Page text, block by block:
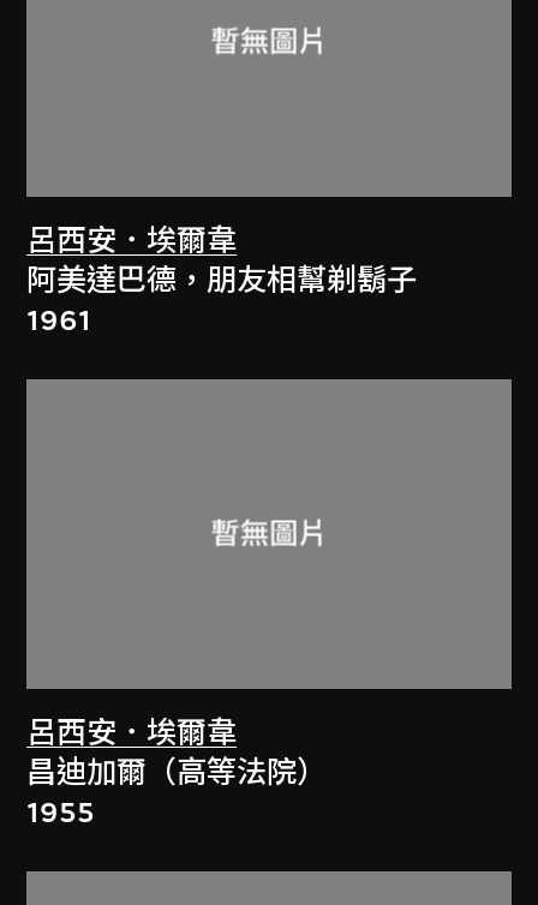
呂西安．埃爾韋
阿美達巴德，朋友相幫剃鬍子
1961
呂西安．埃爾韋
昌迪加爾（高等法院）
1955